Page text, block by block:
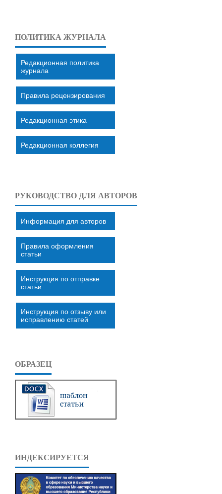
ПОЛИТИКА ЖУРНАЛА
Редакционная политика
журнала
Правила рецензирования
Редакционная этика
Редакционная коллегия
РУКОВОДСТВО ДЛЯ АВТОРОВ
Информация для авторов
Правила оформления
статьи
Инструкция по отправке
статьи
Инструкция по отзыву или
исправлению статей
ОБРАЗЕЦ
ИНДЕКСИРУЕТСЯ